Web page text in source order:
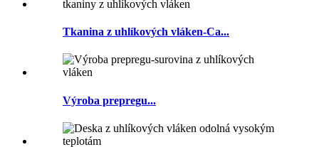
Tkanina z uhlíkových vláken-Ca...
Výroba prepregu...